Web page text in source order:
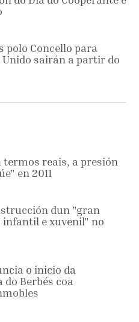
polo Concello para
sairán a partir do
termos reais, a presión
en 2011
dun "gran
infantil e xuvenil" no
o inicio da
Berbés coa